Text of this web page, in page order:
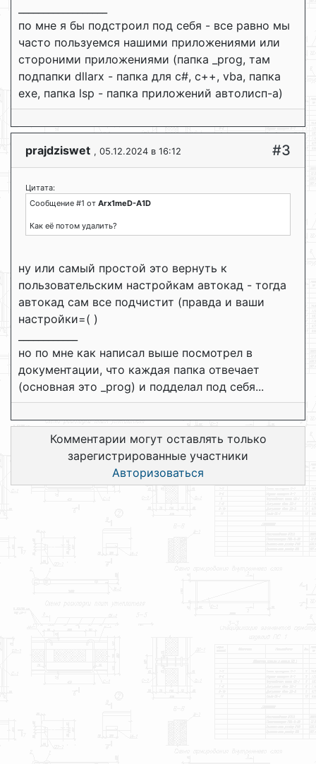
по мне я бы подстроил под себя - все равно мы
часто пользуемся нашими приложениями или
стороними приложениями (папка _prog, там
подпапки dllarx - папка для c#, с++, vba, папка
exe, папка lsp - папка приложений автолисп-а)
prajdziswet , 05.12.2024 в 16:12 #3
Цитата:
Сообщение #1 от Arx1meD-A1D
Как её потом удалить?
ну или самый простой это вернуть к
пользовательским настройкам автокад - тогда
автокад сам все подчистит (правда и ваши
настройки=( )
но по мне как написал выше посмотрел в
документации, что каждая папка отвечает
(основная это _prog) и подделал под себя...
Комментарии могут оставлять только
зарегистрированные участники
Авторизоваться